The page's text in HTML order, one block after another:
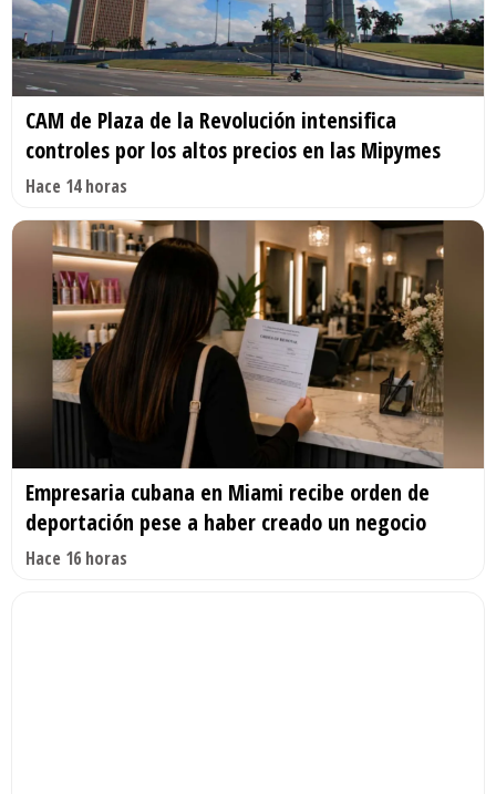
CAM de Plaza de la Revolución intensifica
controles por los altos precios en las Mipymes
Hace 14 horas
Empresaria cubana en Miami recibe orden de
deportación pese a haber creado un negocio
Hace 16 horas